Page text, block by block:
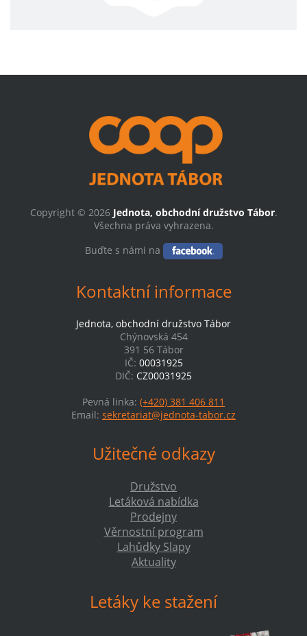
Copyright © 2026 Jednota, obchodní družstvo Tábor.
Všechna práva vyhrazena.
Buďte s námi na
Kontaktní informace
Jednota, obchodní družstvo Tábor
Chýnovská 454
391 56 Tábor
IČ: 00031925
DIČ: CZ00031925
Pevná linka: (+420) 381 406 811
Email: sekretariat@jednota-tabor.cz
Užitečné odkazy
Družstvo
Letáková nabídka
Prodejny
Věrnostní program
Lahůdky Slapy
Aktuality
Letáky ke stažení